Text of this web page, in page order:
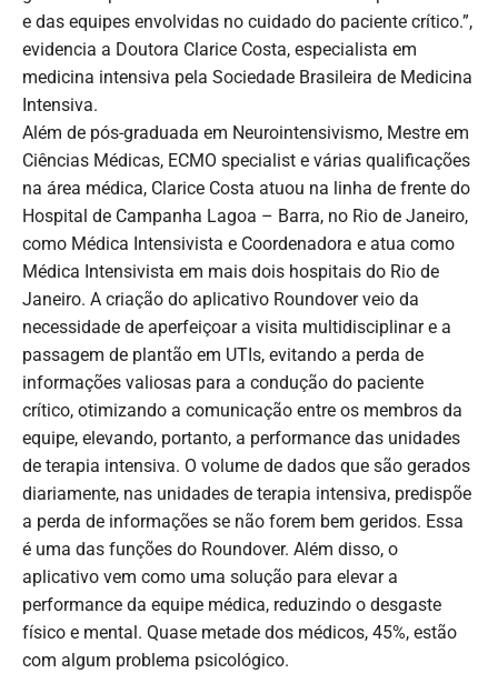
e das equipes envolvidas no cuidado do paciente crítico.”,
evidencia a Doutora Clarice Costa, especialista em
medicina intensiva pela Sociedade Brasileira de Medicina
Intensiva.
Além de pós-graduada em Neurointensivismo, Mestre em
Ciências Médicas, ECMO specialist e várias qualificações
na área médica, Clarice Costa atuou na linha de frente do
Hospital de Campanha Lagoa – Barra, no Rio de Janeiro,
como Médica Intensivista e Coordenadora e atua como
Médica Intensivista em mais dois hospitais do Rio de
Janeiro. A criação do aplicativo Roundover veio da
necessidade de aperfeiçoar a visita multidisciplinar e a
passagem de plantão em UTIs, evitando a perda de
informações valiosas para a condução do paciente
crítico, otimizando a comunicação entre os membros da
equipe, elevando, portanto, a performance das unidades
de terapia intensiva. O volume de dados que são gerados
diariamente, nas unidades de terapia intensiva, predispõe
a perda de informações se não forem bem geridos. Essa
é uma das funções do Roundover. Além disso, o
aplicativo vem como uma solução para elevar a
performance da equipe médica, reduzindo o desgaste
físico e mental. Quase metade dos médicos, 45%, estão
com algum problema psicológico.